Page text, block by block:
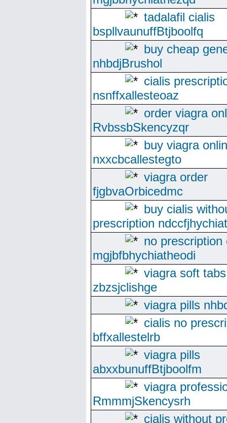
tadalafil cialis
bspllvaunuffBtjboolfq
buy cheap
nhbdjBrushol
cialis
nsnffxallesteoaz
order viagra
RvbssbSkencyzqr
buy viagra
nxxcbcallestegto
viagra order
fjgbvaOrbicedmc
buy cialis
prescription
no prescription
mgjbfbhychiatheodi
viagra soft tabs
zbzsjclishge
viagra pills
cialis no
bffxallestelrb
viagra pills
abxxbunuffBtjboolfm
viagra
RmmmjSkencysrh
cialis without